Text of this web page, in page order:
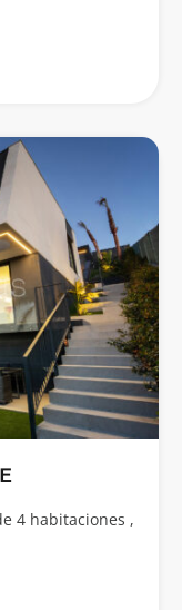
4 habitaciones ,